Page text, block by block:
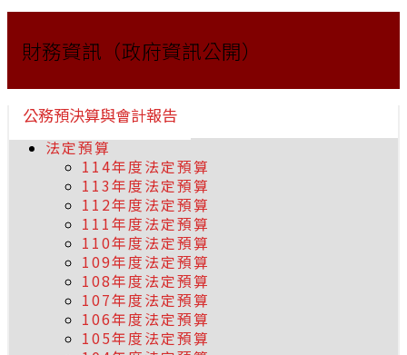
財務資訊（政府資訊公開）
公務預決算與會計報告
法定預算
114年度法定預算
113年度法定預算
112年度法定預算
111年度法定預算
110年度法定預算
109年度法定預算
108年度法定預算
107年度法定預算
106年度法定預算
105年度法定預算